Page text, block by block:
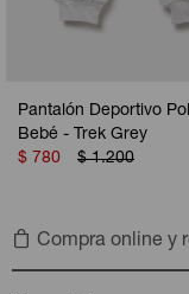
Pantalón Deportivo
Bebé - Trek Grey
$ 780 $ 1.200
Compra online y
Pijamas
Polos